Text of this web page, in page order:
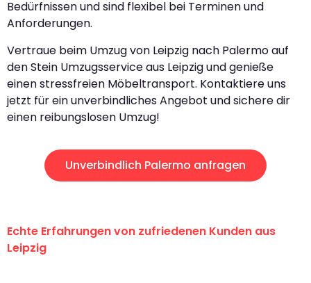
Bedürfnissen und sind flexibel bei Terminen und
Anforderungen.
Vertraue beim Umzug von Leipzig nach Palermo auf
den Stein Umzugsservice aus Leipzig und genieße
einen stressfreien Möbeltransport. Kontaktiere uns
jetzt für ein unverbindliches Angebot und sichere dir
einen reibungslosen Umzug!
Unverbindlich Palermo anfragen
Echte Erfahrungen von zufriedenen Kunden aus
Leipzig